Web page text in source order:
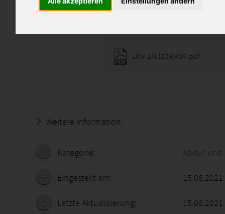
LitM 2N 1016K04.pdf
Weitere Information:
Kategorie: Abitur und
Eingestellt am:
Letzte Aktualisierung: 15.06.2021